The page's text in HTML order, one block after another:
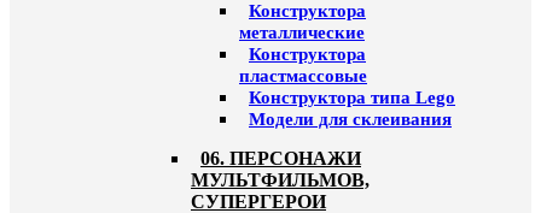
Конструктора
металлические
Конструктора
пластмассовые
Конструктора типа Lego
Модели для склеивания
06. ПЕРСОНАЖИ
МУЛЬТФИЛЬМОВ,
СУПЕРГЕРОИ